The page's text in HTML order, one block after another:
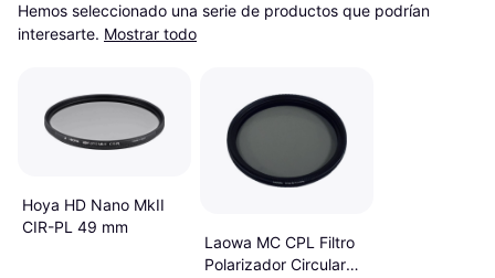
Hemos seleccionado una serie de productos que podrían
interesarte. Mostrar todo
Hoya HD Nano MkII
CIR-PL 49 mm
Laowa MC CPL Filtro
Polarizador Circular